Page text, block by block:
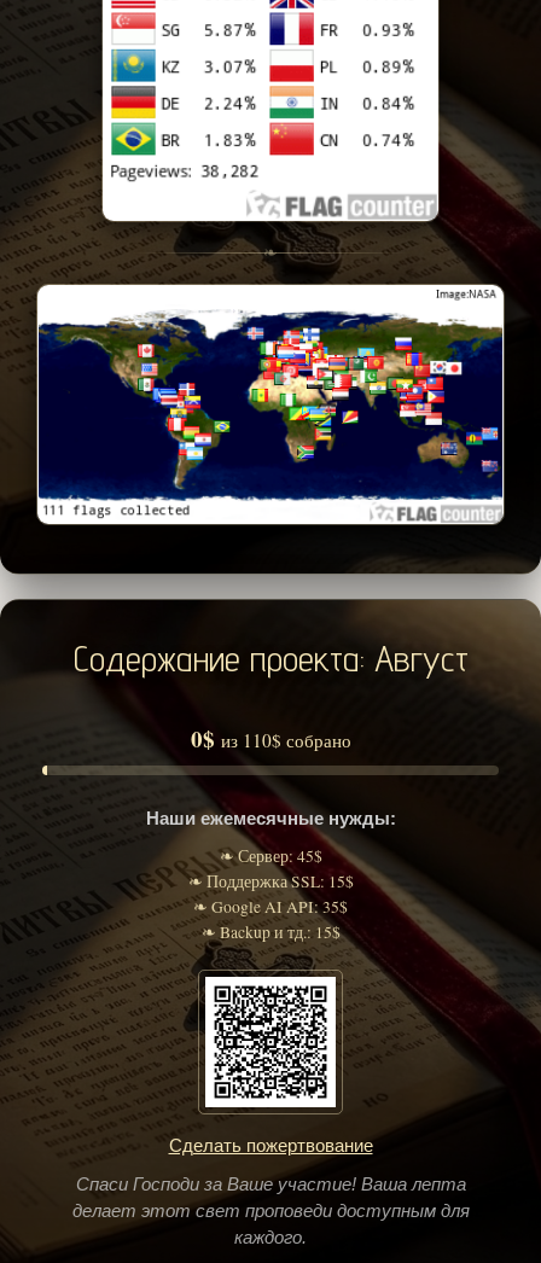
❧
Содержание проекта: Август
0$ из 110$ собрано
Наши ежемесячные нужды:
❧ Сервер: 45$
❧ Поддержка SSL: 15$
❧ Google AI API: 35$
❧ Backup и тд.: 15$
Сделать пожертвование
Спаси Господи за Ваше участие! Ваша лепта
делает этот свет проповеди доступным для
каждого.